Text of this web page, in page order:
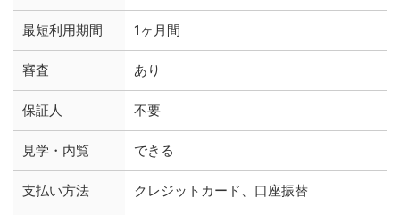
最短利用期間 1ヶ月間
審査 あり
保証人 不要
見学・内覧 できる
支払い方法 クレジットカード、口座振替